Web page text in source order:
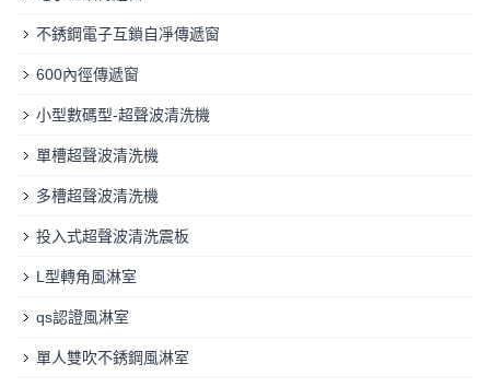
不銹鋼電子互鎖自凈傳遞窗
600內徑傳遞窗
小型數碼型-超聲波清洗機
單槽超聲波清洗機
多槽超聲波清洗機
投入式超聲波清洗震板
L型轉角風淋室
qs認證風淋室
單人雙吹不銹鋼風淋室